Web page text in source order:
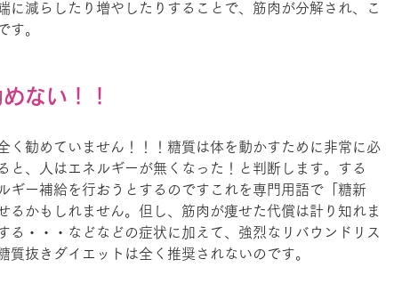
減らしたり増やしたりすることで、筋肉が分解され、こ
す。
ない！！
く勧めていません！！！糖質は体を動かすために非常に必
と、人はエネルギーが無くなった！と判断します。する
ギー補給を行おうとするのですこれを専門用語で「糖新
るかもしれません。但し、筋肉が痩せた代償は計り知れま
る・・・などなどの症状に加えて、強烈なリバウンドリス
抜きダイエットは全く推奨されないのです。